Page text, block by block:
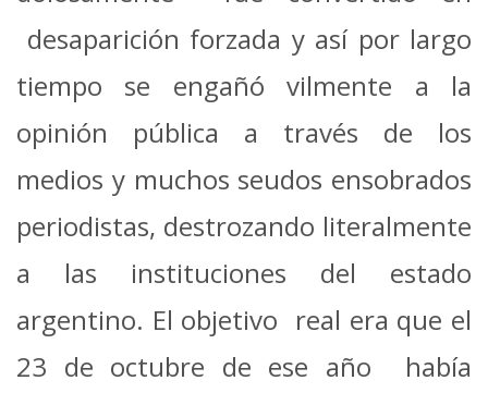
desaparición forzada y así por largo
tiempo se engañó vilmente a la
opinión pública a través de los
medios y muchos seudos ensobrados
periodistas, destrozando literalmente
a las instituciones del estado
argentino. El objetivo real era que el
23 de octubre de ese año había